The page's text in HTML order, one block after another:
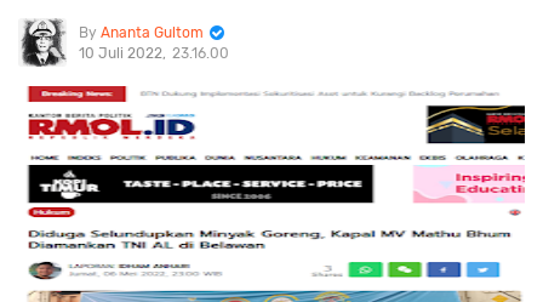
Ananta Gultom
10 Juli 2022 23.16.00